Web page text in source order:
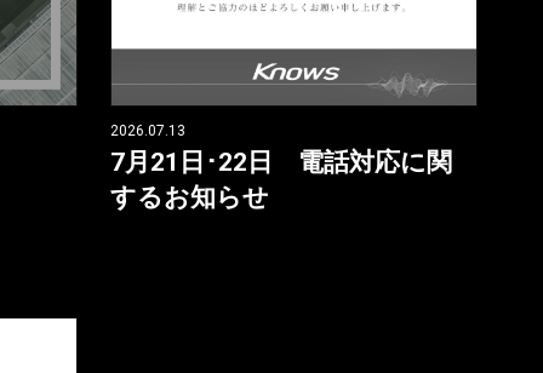
2026.07.13
7月21日･22日 電話対応に関
するお知らせ